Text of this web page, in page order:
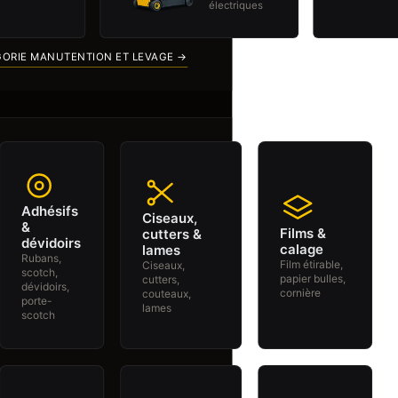
électriques
MANUTENTION ET LEVAGE →
Adhésifs
&
dévidoirs
Rubans,
scotch,
dévidoirs,
porte-
scotch
Ciseaux,
cutters &
lames
Ciseaux,
cutters,
couteaux,
lames
Films &
calage
Film étirable,
papier bulles,
cornière
Catalogues PDF
Recrutement
Mon panier
Se connecter
Boutique